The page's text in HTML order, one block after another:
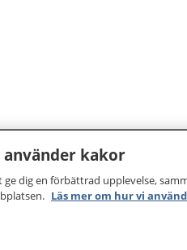
använder kakor
ge dig en förbättrad upplevelse,
Läs mer om hur vi